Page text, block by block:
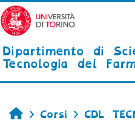
Vai al contenuto
Dipartimento di
Tecnologia del
Home
Corsi CDL